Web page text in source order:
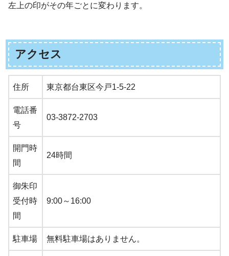
左上の印がその年ごとに変わります。
アクセス
住所 東京都台東区今戸1-5-22
電話番
号
03-3872-2703
開門時
間
24時間
御朱印
受付時
間
9:00～16:00
駐車場 無料駐車場はありません。